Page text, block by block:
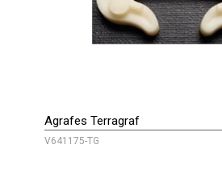
Agrafes Terragraf
V641175-TG